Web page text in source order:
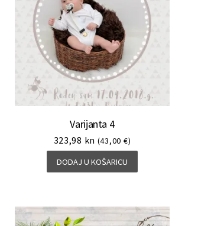
Varijanta 4
323,98 kn (43,00 €)
DODAJ U KOŠARICU